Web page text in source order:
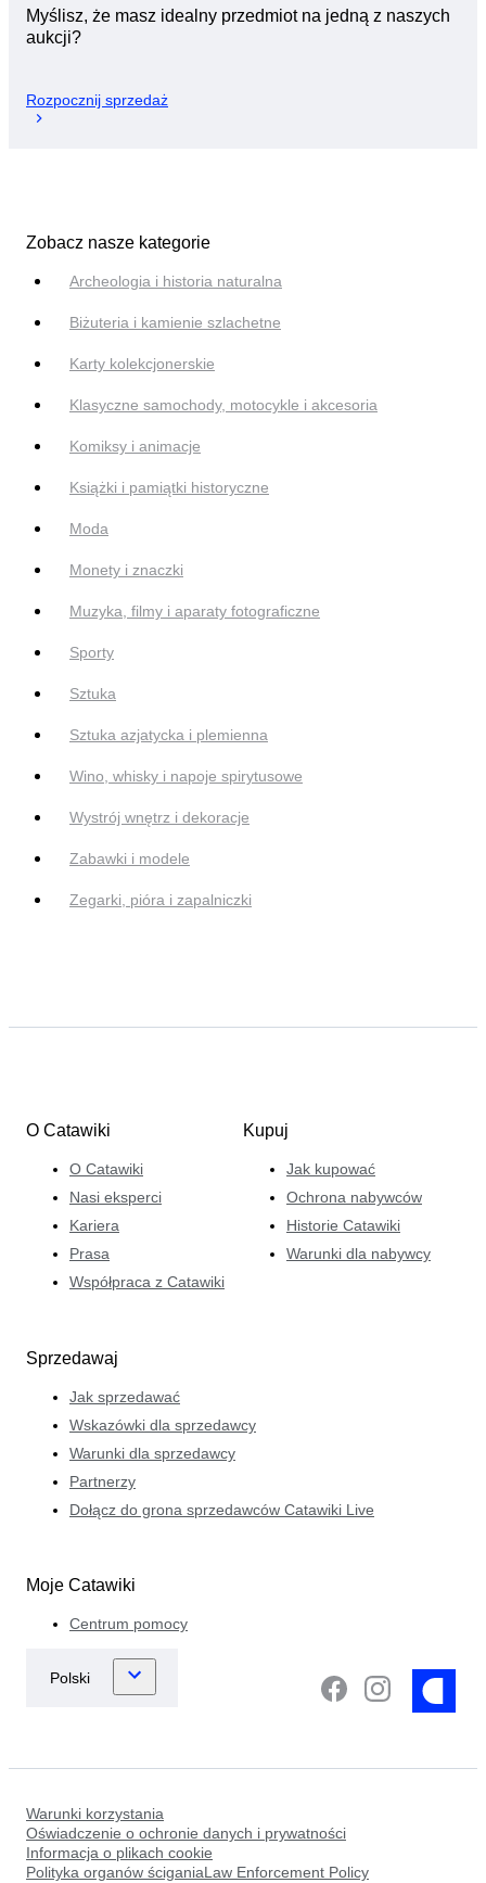
Myślisz, że masz idealny przedmiot na jedną z naszych
aukcji?
Rozpocznij sprzedaż
Zobacz nasze kategorie
Archeologia i historia naturalna
Biżuteria i kamienie szlachetne
Karty kolekcjonerskie
Klasyczne samochody, motocykle i akcesoria
Komiksy i animacje
Książki i pamiątki historyczne
Moda
Monety i znaczki
Muzyka, filmy i aparaty fotograficzne
Sporty
Sztuka
Sztuka azjatycka i plemienna
Wino, whisky i napoje spirytusowe
Wystrój wnętrz i dekoracje
Zabawki i modele
Zegarki, pióra i zapalniczki
O Catawiki
O Catawiki
Nasi eksperci
Kariera
Prasa
Współpraca z Catawiki
Kupuj
Jak kupować
Ochrona nabywców
Historie Catawiki
Warunki dla nabywcy
Sprzedawaj
Jak sprzedawać
Wskazówki dla sprzedawcy
Warunki dla sprzedawcy
Partnerzy
Dołącz do grona sprzedawców Catawiki Live
Moje Catawiki
Centrum pomocy
Warunki korzystania
Oświadczenie o ochronie danych i prywatności
Informacja o plikach cookie
Polityka organów ściganiaLaw Enforcement Policy